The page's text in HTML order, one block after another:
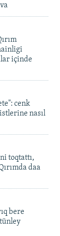
içinde
cenk
nasıl
toqtattı,
daa
bere